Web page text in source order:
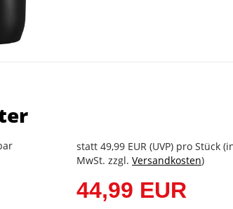
statt 49,99 EUR (UVP) pro Stück
MwSt. zzgl. Versandkosten)
44,99 EUR